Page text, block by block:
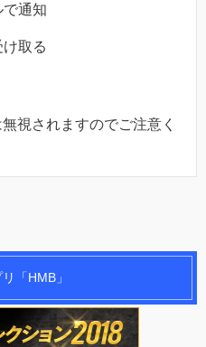
通知
取る
視されますのでご注意く
「HMB」